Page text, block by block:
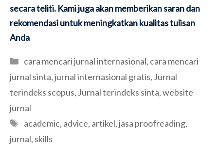
secara teliti. Kami juga akan memberikan saran dan
rekomendasi untuk meningkatkan kualitas tulisan
Anda
Categories
cara mencari jurnal internasional, cara mencari
jurnal sinta,jurnal internasional gratis, Jurnal
terindeks scopus, Jurnal terindeks sinta,website
jurnal
Tags
academic, advice, artikel,jasa proofreading,
jurnal, skills